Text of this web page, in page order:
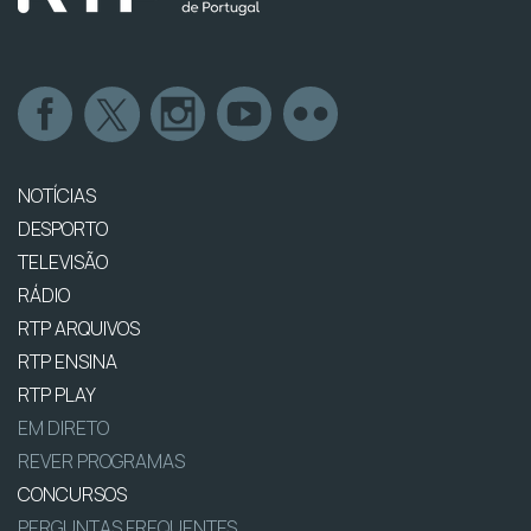
NOTÍCIAS
DESPORTO
TELEVISÃO
RÁDIO
RTP ARQUIVOS
RTP ENSINA
RTP PLAY
EM DIRETO
REVER PROGRAMAS
CONCURSOS